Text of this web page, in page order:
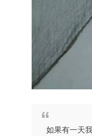
如果有一天